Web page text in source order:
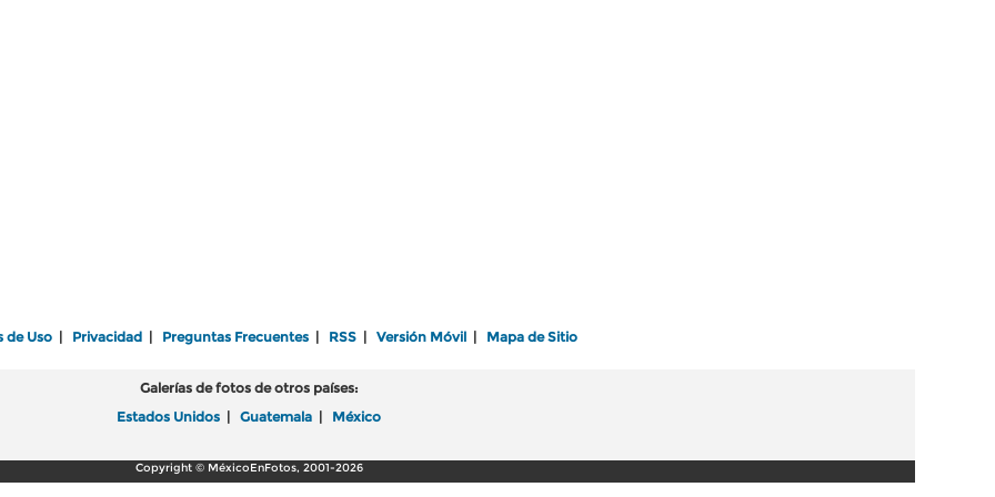
de Uso Privacidad Preguntas Frecuentes RSS Versión Móvil Mapa de Sitio
Galerías de fotos de otros países:
Estados Unidos
Guatemala México
Copyright © MéxicoEnFotos, 2001-2026